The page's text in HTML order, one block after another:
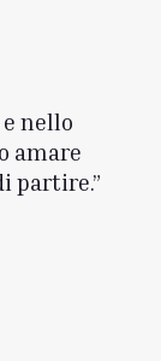
nello
amare
partire.